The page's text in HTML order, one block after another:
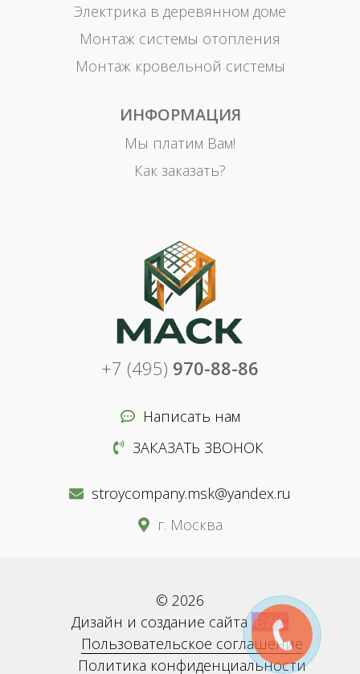
Электрика в деревянном доме
Монтаж системы отопления
Монтаж кровельной системы
ИНФОРМАЦИЯ
Мы платим Вам!
Как заказать?
+7 (495) 970-88-86
Написать нам
ЗАКАЗАТЬ ЗВОНОК
stroycompany.msk@yandex.ru
г. Москва
© 2026
Дизайн и создание сайта BWS
Пользовательское соглашение
Политика конфиденциальности